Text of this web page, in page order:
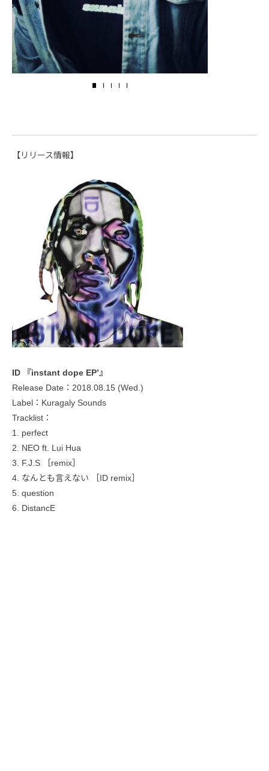
【リリース情報】
ID 『instant dope EP’』
Release Date：2018.08.15 (Wed.)
Label：Kuragaly Sounds
Tracklist：
1. perfect
2. NEO ft. Lui Hua
3. F.J.S ［remix］
4. なんとも言えない ［ID remix］
5. question
6. DistancE